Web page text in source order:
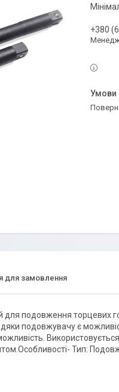
+380
для замовлення
подовження торцевих
подовжувачу є
Тип: